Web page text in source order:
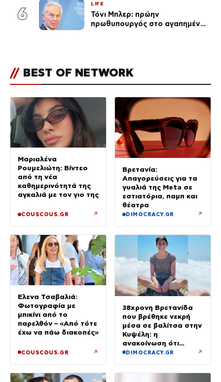
6
LIFE
Τόνι Μπλερ: πρώην
πρωθυπουργός στο αγαπημένο
// BEST OF NETWORK
Μαριαλένα
Ρουμελιώτη: Βίντεο
από τη νέα
καθημερινότητά της
αγκαλιά με τον γιο της
COUSCOUS.GR ↗
Βρετανία:
Απαγορεύσεις για τα
γυαλιά της Meta σε
εστιατόρια, παμπ και
θέατρα
DIMOCRACY.GR ↗
Έλενα Τσαβαλιά:
Φωτογραφία με
μπικίνι από το
παρελθόν – «Από τότε
έχω να πάω διακοπές»
COUSCOUS.GR ↗
38χρονη Βρετανίδα
που βρέθηκε νεκρή
μέσα σε βαλίτσα στην
Κυψέλη: η
ανακοίνωση ότι
«αφιέρωσε τη ζωή
DIMOCRACY.GR ↗